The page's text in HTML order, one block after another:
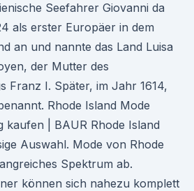
Seefahrer Giovanni da
als erster Europäer in dem
an und nannte das Land Luisa
der Mutter des
Franz I. Später, im Jahr 1614,
Rhode Island Mode
kaufen | BAUR Rhode Island
Auswahl. Mode von Rhode
Spektrum ab.
können sich nahezu komplett